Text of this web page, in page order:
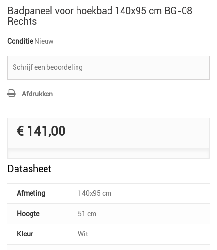
Badpaneel voor hoekbad 140x95 cm BG-08
Rechts
Conditie Nieuw
Schrijf een beoordeling
Afdrukken
€ 141,00
Datasheet
Afmeting 140x95 cm
Hoogte 51 cm
Kleur Wit